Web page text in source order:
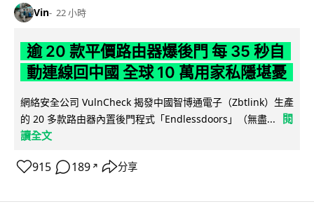
Vin 22 小時
逾 20 款平價路由器爆後門 每 35 秒自
動連線回中國 全球 10 萬用家私隱堪憂
網絡安全公司 VulnCheck 揭發中國智博通電子（Zbtlink）生產
的 20 多款路由器內置後門程式「Endlessdoors」（無盡...
閱
讀全文
915 189 ↗ 分享